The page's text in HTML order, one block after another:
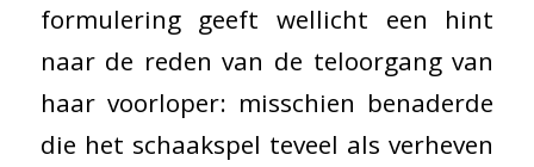
formulering geeft wellicht een hint
naar de reden van de teloorgang van
haar voorloper: misschien benaderde
die het schaakspel teveel als verheven